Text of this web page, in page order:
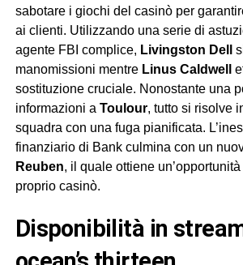
sabotare i giochi del casinò per
ai clienti. Utilizzando una serie di
agente FBI complice, Livingston Dell
manomissioni mentre Linus Caldwell
sostituzione cruciale. Nonostante una
informazioni a Toulour, tutto si risolve
squadra con una fuga pianificata.
finanziario di Bank culmina con un
Reuben, il quale ottiene un’opportunità
proprio casinò.
disponibilità in streaming di